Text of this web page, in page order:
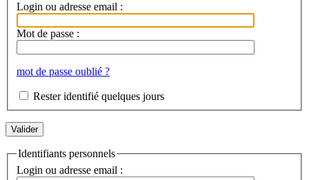
Login ou adresse email :
Mot de passe :
mot de passe oublié ?
Rester identifié quelques jours
Identifiants personnels
Login ou adresse email :